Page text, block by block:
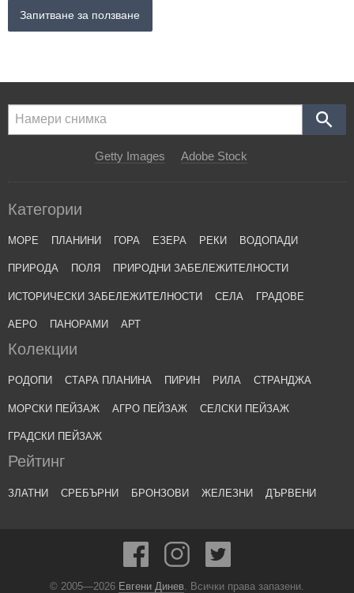
Запитване за ползване
Getty Images Adobe Stock
Категории
МОРЕ ПЛАНИНИ ГОРА ЕЗЕРА РЕКИ ВОДОПАДИ
ПРИРОДА ПОЛЯ ПРИРОДНИ ЗАБЕЛЕЖИТЕЛНОСТИ
ИСТОРИЧЕСКИ ЗАБЕЛЕЖИТЕЛНОСТИ СЕЛА ГРАДОВЕ
АЕРО ПАНОРАМИ АРТ
Колекции
РОДОПИ СТАРА ПЛАНИНА ПИРИН РИЛА СТРАНДЖА
МОРСКИ ПЕЙЗАЖ АГРО ПЕЙЗАЖ СЕЛСКИ ПЕЙЗАЖ
ГРАДСКИ ПЕЙЗАЖ
Рейтинг
ЗЛАТНИ СРЕБЪРНИ БРОНЗОВИ ЖЕЛЕЗНИ ДЪРВЕНИ
© 2005—2026 Евгени Динев . Всички права запазени.